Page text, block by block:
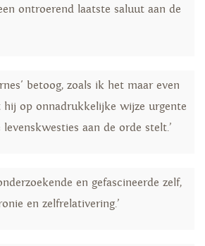
ontroerend laatste saluut aan de
betoog, zoals ik het maar even
hij op onnadrukkelijke wijze urgente
aan de orde stelt.’
en gefascineerde zelf,
en zelfrelativering.’